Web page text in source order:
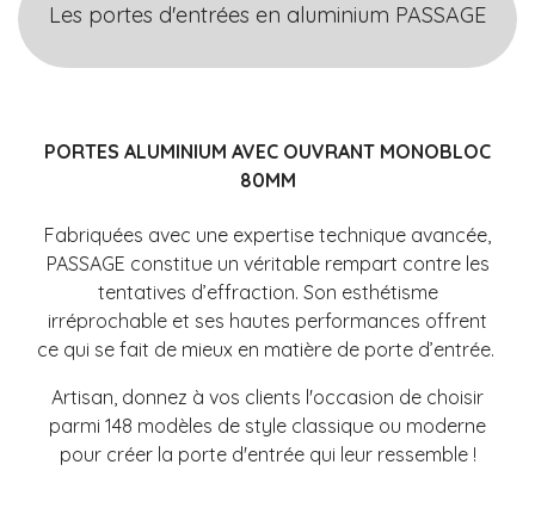
Les portes d'entrées en aluminium PASSAGE
PORTES ALUMINIUM AVEC OUVRANT MONOBLOC
80MM
Fabriquées avec une expertise technique avancée,
PASSAGE constitue un véritable rempart contre les
tentatives d’effraction. Son esthétisme
irréprochable et ses hautes performances offrent
ce qui se fait de mieux en matière de porte d’entrée.
Artisan, donnez à vos clients l'occasion de choisir
parmi 148 modèles de style classique ou moderne
pour créer la porte d'entrée qui leur ressemble !